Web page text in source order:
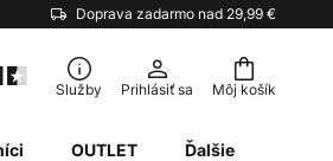
Doprava zadarmo nad 29,99 €
Môj košík
Služby Prihlásiť sa
OUTLET Ďalšie